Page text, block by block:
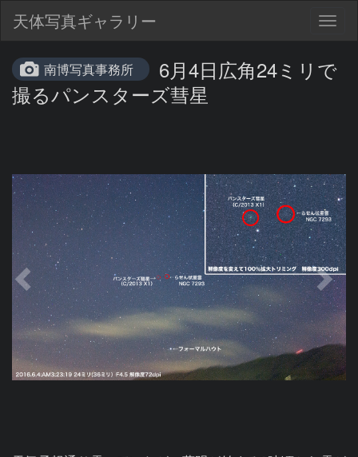
天体写真ギャラリー
南博写真事務所
6月4日広角24ミリで
撮るパンスターズ彗星